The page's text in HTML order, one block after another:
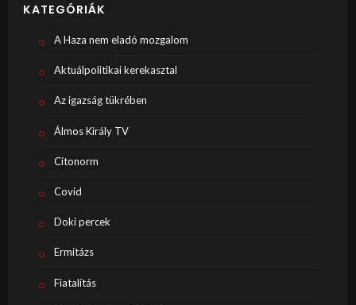
KATEGÓRIÁK
A Haza nem eladó mozgalom
Aktuálpolitikai kerekasztal
Az igazság tükrében
Álmos Király TV
Citonorm
Covid
Doki percek
Ermitázs
Fiatalítás